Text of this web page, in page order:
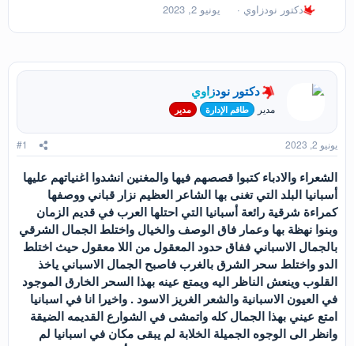
ب
د
ا
م
و
ع
دكتور نودزاوي
ت
ر
خ
ل
ب
د
ء
يونيو 2, 2023
دكتور نودزاوي
مدير طاقم الإدارة مدير
يونيو 2, 2023 #1
الشعراء والادباء كتبوا قصصهم فيها والمغنين انشدوا اغنياتهم عليها
أسبانيا البلد التي تغنى بها الشاعر العظيم نزار قباني ووصفها
كمراءة شرقية رائعة أسبانيا التي احتلها العرب في قديم الزمان
وبنوا نهظة بها وعمار فاق الوصف والخيال واختلط الجمال الشرقي
بالجمال الاسباني ففاق حدود المعقول من اللا معقول حيث اختلط
الدو واختلط سحر الشرق بالغرب فاصبح الجمال الاسباني ياخذ
القلوب وينعش الناظر اليه ويمتع عينه بهذا السحر الخارق الموجود
في العيون الاسبانية والشعر الغريز الاسود . واخيرا انا في اسبانيا
امتع عيني بهذا الجمال كله واتمشى في الشوارع القديمه الضيقة
وانظر الى الوجوه الجميلة الخلابة لم يبقى مكان في اسبانيا لم